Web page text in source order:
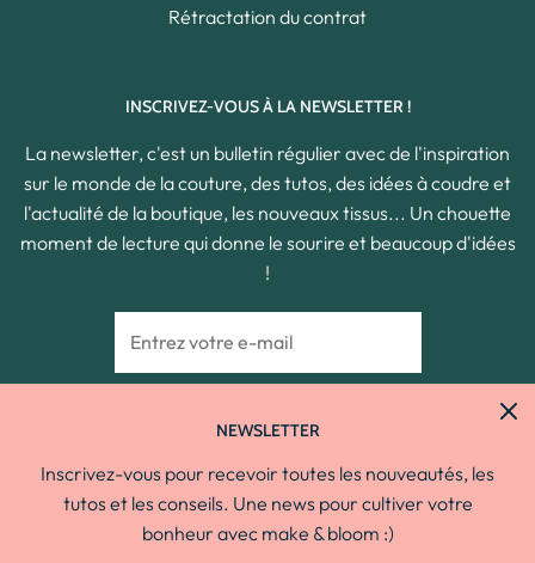
Rétractation du contrat
INSCRIVEZ-VOUS À LA NEWSLETTER !
La newsletter, c'est un bulletin régulier avec de l'inspiration
sur le monde de la couture, des tutos, des idées à coudre et
l'actualité de la boutique, les nouveaux tissus... Un chouette
moment de lecture qui donne le sourire et beaucoup d'idées
!
NEWSLETTER
Inscrivez-vous pour recevoir toutes les nouveautés, les
tutos et les conseils. Une news pour cultiver votre
bonheur avec make & bloom :)